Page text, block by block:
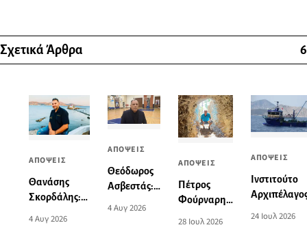
Σχετικά Άρθρα 6
ΑΠΟΨΕΙΣ
Θανάσης
Σκορδάλης:
εμπόδια και
4 Αυγ 2026
ΑΠΟΨΕΙΣ
Θεόδωρος
Ασβεστάς:
τη ενώσει»
4 Αυγ 2026
ΑΠΟΨΕΙΣ
Πέτρος
Φούρναρης
28 Ιουλ 2026
ΑΠΟΨΕΙΣ
Ινστιτούτο
24 Ιουλ 2026